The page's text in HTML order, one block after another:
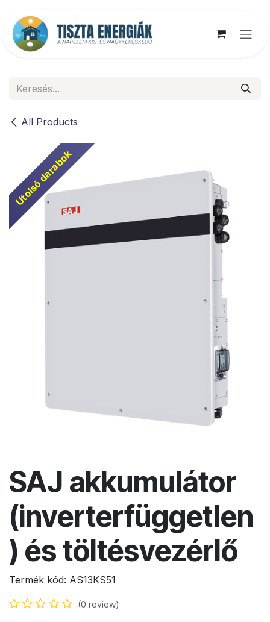
All Products
Utolsó darabok
SAJ akkumulátor
(inverterfüggetlen
) és töltésvezérlő
Termék kód: AS13KS51
(0 review)